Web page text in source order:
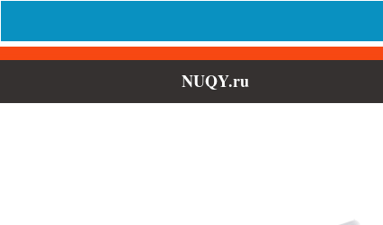
NUQY.ru